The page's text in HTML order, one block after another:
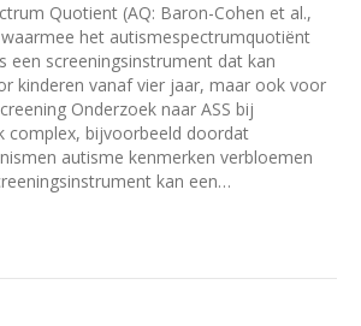
Quotient (AQ: Baron-Cohen et al.,
het autismespectrumquotiënt
een screeningsinstrument dat kan
kinderen vanaf vier jaar, maar ook voor
Onderzoek naar ASS bij
complex, bijvoorbeeld doordat
autisme­ kenmerken verbloemen
kan een…